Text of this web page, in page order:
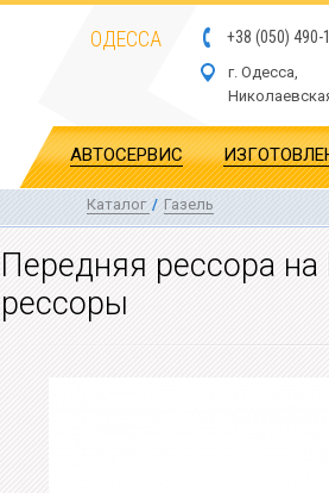
ОДЕССА +38 (050) 490-1
г. Одесса,
АВТОСЕРВИС
Каталог / Газель
Передняя рессора
рессоры